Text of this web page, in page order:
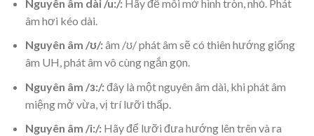
Nguyên âm dài /u:/:Hãy để môi mở hình tròn, nhỏ. Phát
âm hơi kéo dài.
Nguyên âm /ʊ/:âm /ʊ/ phát âm sẽ có thiên hướng giống
âm UH, phát âm vô cùng ngắn gọn.
Nguyên âm /ɜ:/:đây là một nguyên âm dài, khi phát âm
miệng mở vừa, vị trí lưỡi thấp.
Nguyên âm /i:/: Hãy để lưỡi đưa hướng lên trên và ra